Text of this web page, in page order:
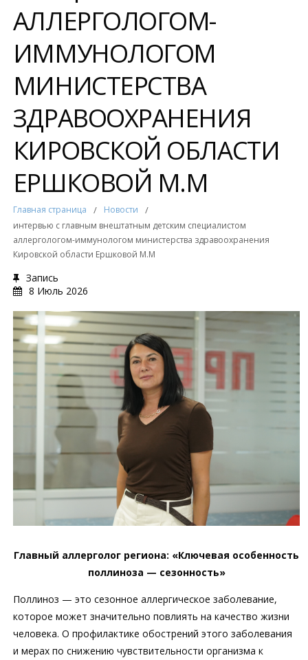
АЛЛЕРГОЛОГОМ-
ИММУНОЛОГОМ
МИНИСТЕРСТВА
ЗДРАВООХРАНЕНИЯ
КИРОВСКОЙ ОБЛАСТИ
ЕРШКОВОЙ М.М
Главная страница / Новости /
интервью с главным внештатным детским специалистом
аллергологом-иммунологом министерства здравоохранения
Кировской области Ершковой М.М
Запись
8 Июль 2026
Главный аллерголог региона: «Ключевая особенность
поллиноза — сезонность»
Поллиноз — это сезонное аллергическое заболевание,
которое может значительно повлиять на качество жизни
человека. О профилактике обострений этого заболевания
и мерах по снижению чувствительности организма к